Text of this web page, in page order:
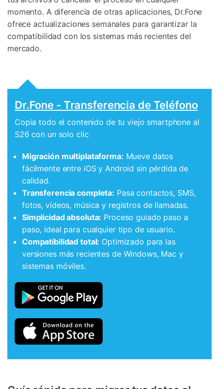
momento. A diferencia de otras aplicaciones, Dr.Fone
ofrece actualizaciones semanales para garantizar la
compatibilidad con los sistemas más recientes del
mercado.
Dr.Fone - Transferencia de Teléfono
Copia todo el contenido de tu viejo smartphone al
S26 con un solo clic
Migración multiplataforma: Mueve datos
fácilmente entre iOS y Android sin pérdida de
calidad.
Transferencia completa: Pasa contactos, SMS,
fotos, vídeos, música y registros de llamadas.
Simplicidad absoluta: Proceso guiado paso a
paso, ideal para cualquier tipo de usuario.
Compatibilidad total: Optimizado para las
versiones más recientes de Windows, Mac y
sistemas móviles.